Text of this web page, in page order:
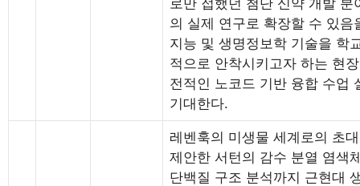
의 실제 연구로 확장할 수 있
지능 및 생명정보학 기술을 학
적으로 안착시키고자 하는 현
전적인 노코드 기반 융합 수업
기대한다.
레벤훅의 미생물 세계로의 초
제안한 서턴의 감수 분열 염색
단백질 구조 분석까지 근현대